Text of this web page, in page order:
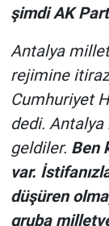
şimdi AK
Antalya
rejimine
Cumhuriyet
dedi.
geldiler. Ben
var.
düşüren
gruba
Yerel
Yerel
Canlı